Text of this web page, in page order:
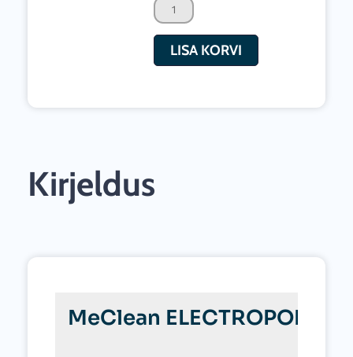
survepesur
kogus
LISA KORVI
Kirjeldus
MeClean ELECTROPOMP